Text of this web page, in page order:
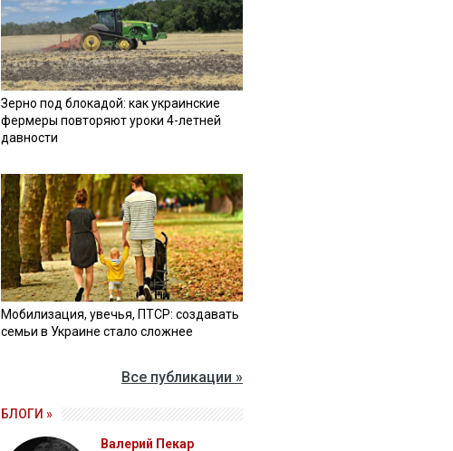
Зерно под блокадой: как украинские
фермеры повторяют уроки 4-летней
давности
Мобилизация, увечья, ПТСР: создавать
семьи в Украине стало сложнее
Все публикации »
БЛОГИ »
Валерий Пекар